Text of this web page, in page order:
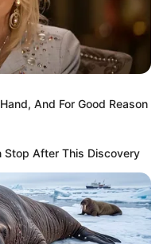
And For Good Reason
Stop After This Discovery